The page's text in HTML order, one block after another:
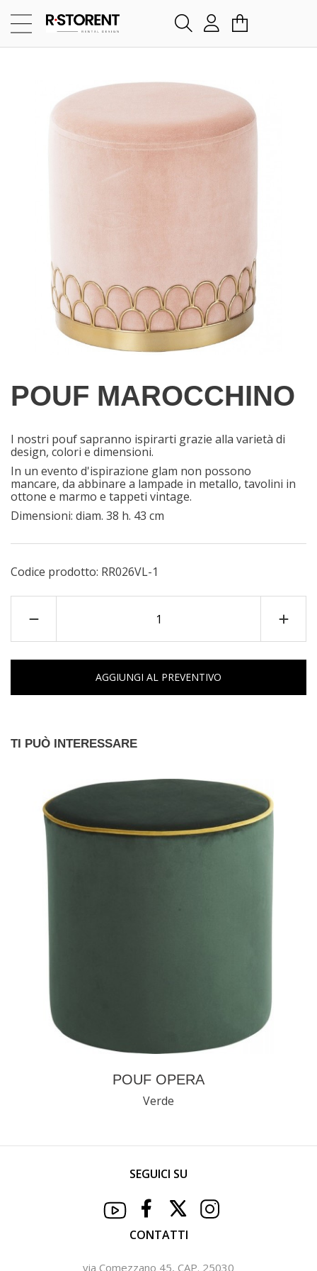
POUF MAROCCHINO
I nostri pouf sapranno ispirarti grazie alla varietà di
design, colori e dimensioni.
In un evento d'ispirazione glam non possono
mancare, da abbinare a lampade in metallo, tavolini in
ottone e marmo e tappeti vintage.
Dimensioni: diam. 38 h. 43 cm
Codice prodotto: RR026VL-1
AGGIUNGI AL PREVENTIVO
TI PUÒ INTERESSARE
POUF OPERA
Verde
SEGUICI SU
CONTATTI
via Comezzano 45, CAP. 25030